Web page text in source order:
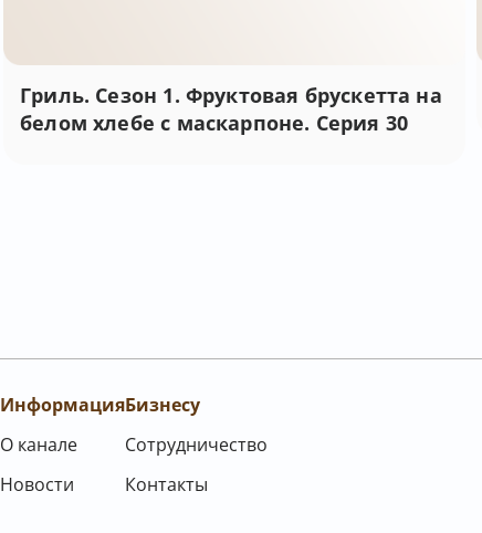
Гриль. Сезон 1. Фруктовая брускетта на
белом хлебе с маскарпоне. Серия 30
Информация
О канале
Новости
Бизнесу
Сотрудничество
Контакты